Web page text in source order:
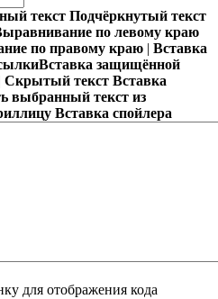
текст Подчёркнутый текст
по левому краю
по правому краю | Вставка
Вставка защищённой
Скрытый текст Вставка
выбранный текст из
Вставка спойлера